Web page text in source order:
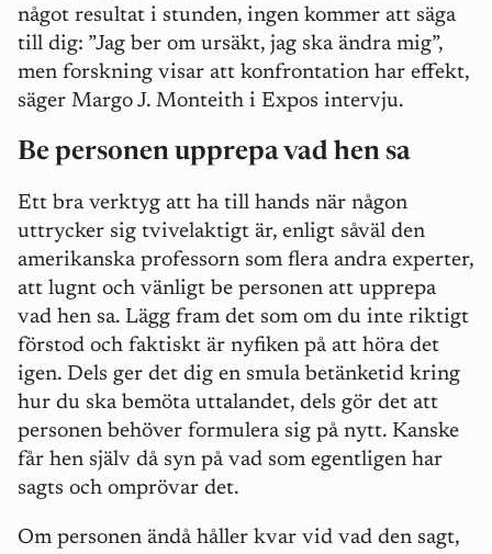
något resultat i stunden, ingen kommer att säga
till dig: ”Jag ber om ursäkt, jag ska ändra mig”,
men forskning visar att konfrontation har effekt,
säger Margo J. Monteith i Expos intervju.
Be personen upprepa vad hen sa
Ett bra verktyg att ha till hands när någon
uttrycker sig tvivelaktigt är, enligt såväl den
amerikanska professorn som flera andra experter,
att lugnt och vänligt be personen att upprepa
vad hen sa. Lägg fram det som om du inte riktigt
förstod och faktiskt är nyfiken på att höra det
igen. Dels ger det dig en smula betänketid kring
hur du ska bemöta uttalandet, dels gör det att
personen behöver formulera sig på nytt. Kanske
får hen själv då syn på vad som egentligen har
sagts och omprövar det.
Om personen ändå håller kvar vid vad den sagt,